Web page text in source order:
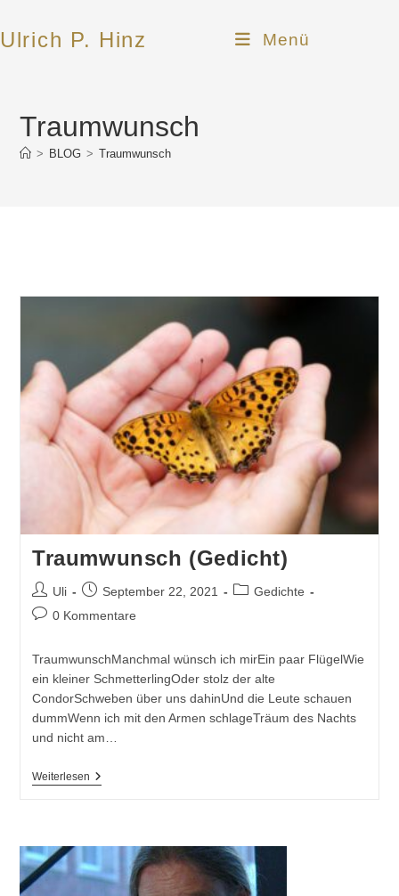
Inhalt
Ulrich P. Hinz Menü
Traumwunsch
> BLOG > Traumwunsch
Traumwunsch (Gedicht)
Beitrags-
Autor:
Uli
Beitrag
veröffentlicht:
September 22, 2021
Beitrags-
Gedichte
Beitrags-
0 Kommentare
TraumwunschManchmal wünsch ich mirEin paar FlügelWie
ein kleiner SchmetterlingOder stolz der alte
CondorSchweben über uns dahinUnd die Leute schauen
dummWenn ich mit den Armen schlageTräum des Nachts
und nicht am…
WeiterlesenTraumwunsch